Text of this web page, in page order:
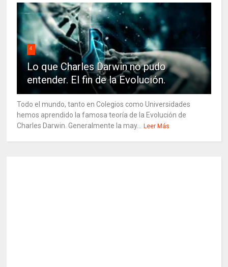
4
Lo que Charles Darwin no pudo
entender. El fin de la Evolución.
Todo el mundo, tanto en Colegios como Universidades
hemos aprendido la famosa teoría de la Evolución de
Charles Darwin. Generalmente la may...
Leer Más